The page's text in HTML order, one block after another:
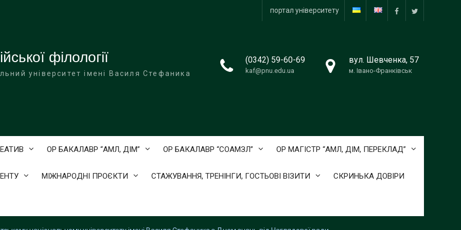
facebooktwitter
портал університету
філології
університет імені Василя Стефаника
(0342) 59-60-69
kaf@pnu.edu.ua
вул. Шевченка, 57
м. Івано-Франківськ
ОР БАКАЛАВР “АМЛ, ДІМ” ОР БАКАЛАВР “СОАМЗЛ” ОР МАГІСТР “АМЛ, ДІМ, ПЕРЕКЛАД”
МІЖНАРОДНІ ПРОЄКТИ СТАЖУВАННЯ, ТРЕНІНГИ, ГОСТЬОВІ ВІЗИТИ СКРИНЬКА ДОВІРИ